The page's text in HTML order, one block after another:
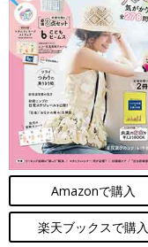
Amazonで購入
楽天ブックスで購入